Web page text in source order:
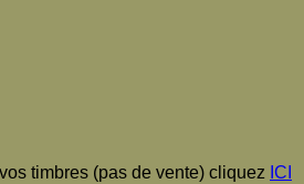
timbres (pas de vente) cliquez ICI